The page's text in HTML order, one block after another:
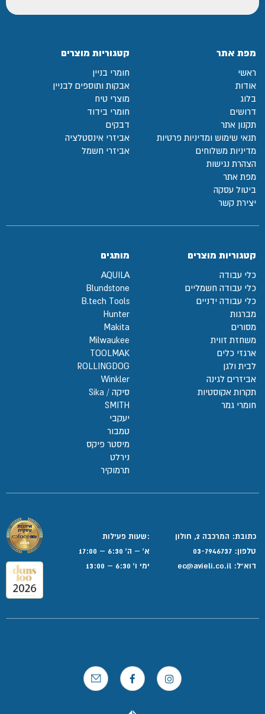
מפת אתר
ראשי
אודות
בלוג
דרושים
תקנון אתר
תנאי שימוש ומדיניות פרטיות
מדיניות משלוחים
הצהרת נגישות
מפת אתר
ביטול עסקה
יצירת קשר
קטגוריות מוצרים
חומרי בניין
אבקות ותוספים לבניין
מוצרי טיח
חומרי בידוד
דבקים
אביזרי אינסטלציה
אביזרי חשמל
קטגוריות מוצרים
כלי עבודה
כלי עבודה חשמליים
כלי עבודה ידניים
מברגות
מסורים
משחזת זווית
ארגזי כלים
לבית ולגן
אביזרים לגינה
תקרות אקוסטיות
חומרי גמר
מותגים
AQUILA
Blundstone
B.tech Tools
Hunter
Makita
Milwaukee
TOOLMAK
ROLLINGDOG
Winkler
סיקה / Sika
SMITH
יעקבי
טמבור
מיסטר פיקס
נירלט
תרמוקיר
כתובת: המרכבה 2, חולון
טלפון: 03-7946737
דוא”ל:
:שעות פעילות
א' – ה' 6:30 – 17:00
ימי ו' 6:30 – 13:00